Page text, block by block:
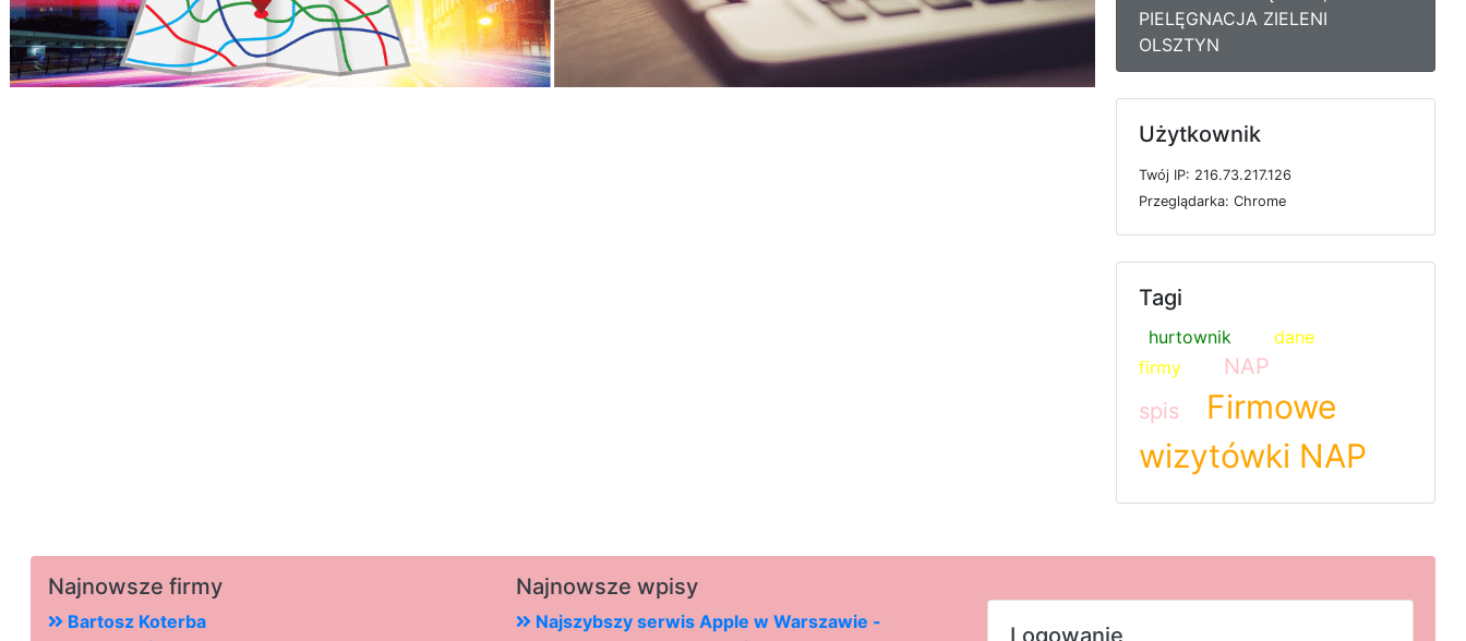
PIELĘGNACJA ZIELENI
OLSZTYN
Użytkownik
Twój IP: 216.73.217.126
Przeglądarka: Chrome
Tagi
hurtownik
dane
firmy
NAP
spis
Firmowe
wizytówki NAP
Najnowsze firmy
Bartosz Koterba
Najnowsze wpisy
Najszybszy serwis Apple w Warszawie -
Logowanie